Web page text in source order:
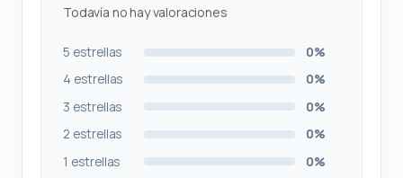
Todavía no hay valoraciones
5 estrellas
0%
4 estrellas
0%
3 estrellas
0%
2 estrellas
0%
1 estrellas
0%